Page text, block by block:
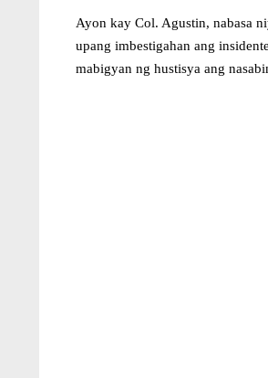
Ayon kay Col. Agustin, nabasa
upang imbestigahan ang
mabigyan ng hustisya ang